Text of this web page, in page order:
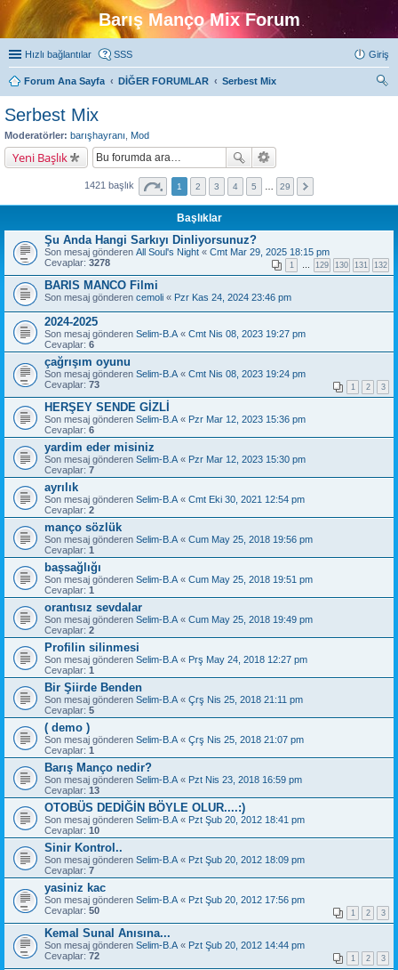
Barış Manço Mix Forum
Hızlı bağlantılar SSS Giriş
Forum Ana Sayfa DİĞER FORUMLAR
Serbest Mix
Serbest Mix
Moderatörler: barışhayranı Mod
Yeni Başlık
1421 başlık 1 2 3 4 5 29
Başlıklar
Şu Anda Hangi Sarkıyı Dinliyorsunuz?
Son mesaj gönderen All Soul's Night « Cmt Mar 29, 2025 18:15 pm
Cevaplar: 3278 1 129 130 131 132
BARIS MANCO Filmi
Son mesaj gönderen cemoli « Pzr Kas 24, 2024 23:46 pm
2024-2025
Son mesaj gönderen Selim-B.A « Cmt Nis 08, 2023 19:27 pm
Cevaplar: 6
çağrışım oyunu
Son mesaj gönderen Selim-B.A « Cmt Nis 08, 2023 19:24 pm
Cevaplar: 73 1 2 3
HERŞEY SENDE GİZLİ
Son mesaj gönderen Selim-B.A « Pzr Mar 12, 2023 15:36 pm
Cevaplar: 6
yardim eder misiniz
Son mesaj gönderen Selim-B.A « Pzr Mar 12, 2023 15:30 pm
Cevaplar: 7
ayrılık
Son mesaj gönderen Selim-B.A « Cmt Eki 30, 2021 12:54 pm
Cevaplar: 2
manço sözlük
Son mesaj gönderen Selim-B.A « Cum May 25, 2018 19:56 pm
Cevaplar: 1
başsağlığı
Son mesaj gönderen Selim-B.A « Cum May 25, 2018 19:51 pm
Cevaplar: 1
orantısız sevdalar
Son mesaj gönderen Selim-B.A « Cum May 25, 2018 19:49 pm
Cevaplar: 2
Profilin silinmesi
Son mesaj gönderen Selim-B.A « Prş May 24, 2018 12:27 pm
Cevaplar: 1
Bir Şiirde Benden
Son mesaj gönderen Selim-B.A « Çrş Nis 25, 2018 21:11 pm
Cevaplar: 5
( demo )
Son mesaj gönderen Selim-B.A « Çrş Nis 25, 2018 21:07 pm
Cevaplar: 1
Barış Manço nedir?
Son mesaj gönderen Selim-B.A « Pzt Nis 23, 2018 16:59 pm
Cevaplar: 13
OTOBÜS DEDİĞİN BÖYLE OLUR....:)
Son mesaj gönderen Selim-B.A « Pzt Şub 20, 2012 18:41 pm
Cevaplar: 10
Sinir Kontrol..
Son mesaj gönderen Selim-B.A « Pzt Şub 20, 2012 18:09 pm
Cevaplar: 7
yasiniz kac
Son mesaj gönderen Selim-B.A « Pzt Şub 20, 2012 17:56 pm
Cevaplar: 50 1 2 3
Kemal Sunal Anısına...
Son mesaj gönderen Selim-B.A « Pzt Şub 20, 2012 14:44 pm
Cevaplar: 72 1 2 3